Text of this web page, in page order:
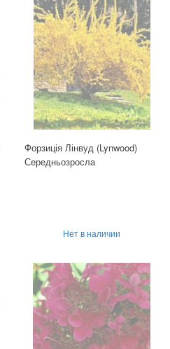
Форзиція Лінвуд (Lynwood)
Середньозросла
Нет в наличии